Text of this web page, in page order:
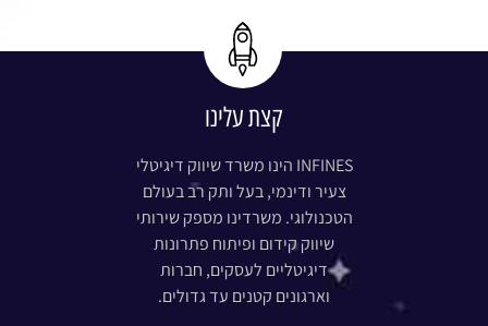
יוזמה לקבל
עוד מחמאות
על הצוות
המדהים של
אינפנס.
מומלץ, מומלץ,
מומלץ.
קצת עלינו
INFINES הינו משרד שיווק דיגיטלי
צעיר ודינמי, בעל ותק רב בעולם
הטכנולוגי. משרדינו מספק שירותי
שיווק קידום ופיתוח פתרונות
דיגיטליים לעסקים, חברות
וארגונים קטנים עד גדולים.